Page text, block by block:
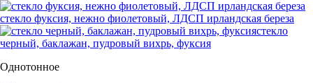
стекло фуксия, нежно фиолетовый, ЛДСП ирландская береза
стекло
черный, баклажан, пудровый вихрь, фуксия
Однотонное